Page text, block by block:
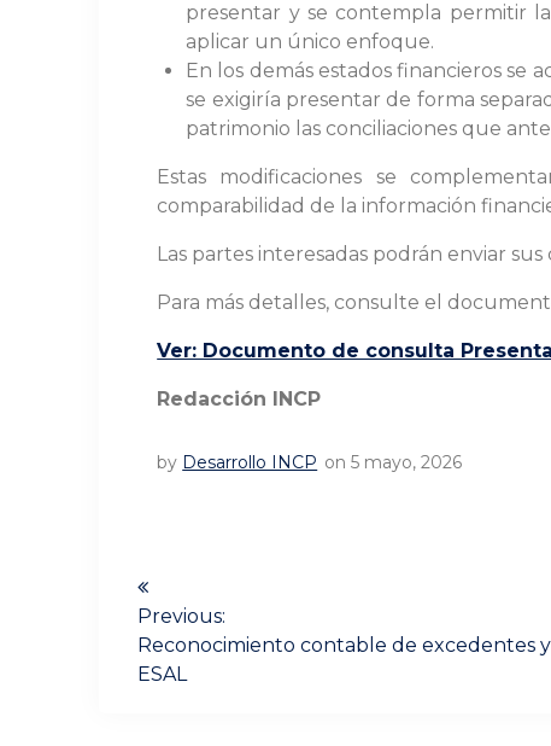
presentar y se contempla permitir
aplicar un único enfoque.
En los demás estados financieros se
se exigiría presentar de forma
patrimonio las conciliaciones que
Estas modificaciones se
comparabilidad de la información
Las partes interesadas podrán enviar
Para más detalles, consulte el
Ver: Documento de consulta
Redacción INCP
by Desarrollo INCP on 5 mayo, 2026
Navegación
de
entradas
Previous:
Previous
post:
Reconocimiento contable de excedentes
ESAL